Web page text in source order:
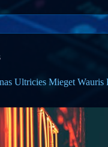
Ultricies Mieget Wauris